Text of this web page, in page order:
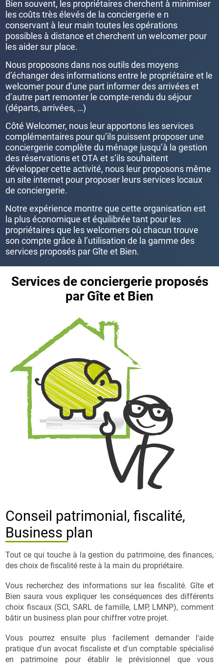
Bien souvent, les propriétaires cherchent à minimiser
les coûts très élevés de la conciergerie e n
conservant à leur main toutes les opérations
possibles à distance et cherchent un welcomer pour
les aider sur place.
Nous proposons dans nos outils des moyens
d’échanger des informations entre le propriétaire et le
welcomer pour d’une part informer des arrivées et
d’autre part remonter le compte-rendu du séjour
(départs, arrivées, …)
Côté Welcomer, nous leur apportons les services
complémentaires pour qu’ils puissent proposer une
conciergerie complète du ménage jusqu’à la gestion
des réservations et OTA et s’ils souhaitent
développer cette activité, nous leur proposons même
un site internet pour proposer leurs services locaux
de conciergerie.
Notre expérience montre que cette organisation est
la plus économique et équilibrée tant pour les
propriétaires que les welcomers où chacun trouve
son compte grâce à l’utilisation de la gamme des
services proposés par Gîte et Bien.
Services de conciergerie proposés
par Gîte et Bien
Conseil patrimonial, fiscalité,
Business plan
Tout ce qui touche à la gestion du patrimoine, des finances,
des choix de fiscalité reste à la main du propriétaire.
Vous recherchez des informations sur lea fiscalité. Gîte et
Bien saura vous expliquer les conséquences des différents
choix fiscaux (SCI, SARL de famille, LMP, LMNP), comment
bâtir un business plan pour chiffrer votre projet.
Vous pourrez ensuite plus facilement demander l'aide
pratique d'un avocat fiscaliste et d'un comptable spécialisé
en patrimoine pour établir le prévisionnel que vous